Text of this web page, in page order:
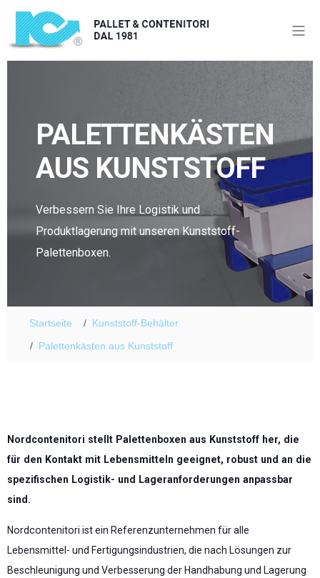
PALETTENKÄSTEN
AUS KUNSTSTOFF
Verbessern Sie Ihre Logistik und
Produktlagerung mit unseren Kunststoff-
Palettenboxen.
Startseite
Kunststoff-Behälter
Palettenkästen aus Kunststoff
Nordcontenitori stellt Palettenboxen aus Kunststoff her, die
für den Kontakt mit Lebensmitteln geeignet, robust und an die
spezifischen Logistik- und Lageranforderungen anpassbar
sind.
Nordcontenitori ist ein Referenzunternehmen für alle
Lebensmittel- und Fertigungsindustrien, die nach Lösungen zur
Beschleunigung und Verbesserung der Handhabung und Lagerung